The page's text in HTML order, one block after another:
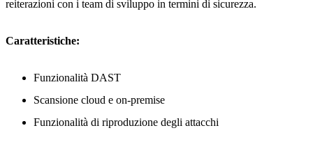
reiterazioni con i team di sviluppo in termini di sicurezza.
Caratteristiche:
Funzionalità DAST
Scansione cloud e on-premise
Funzionalità di riproduzione degli attacchi